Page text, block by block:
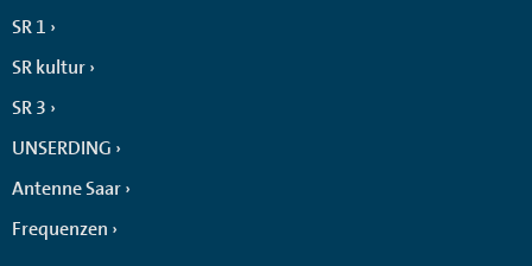
SR 1
SR kultur
SR 3
UNSERDING
Antenne Saar
Frequenzen